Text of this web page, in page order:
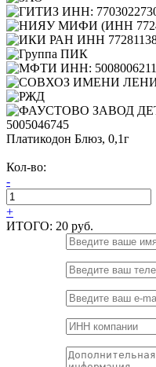
Платикодон Блюз, 0,1г
Кол-во:
-
+
ИТОГО: 20 руб.